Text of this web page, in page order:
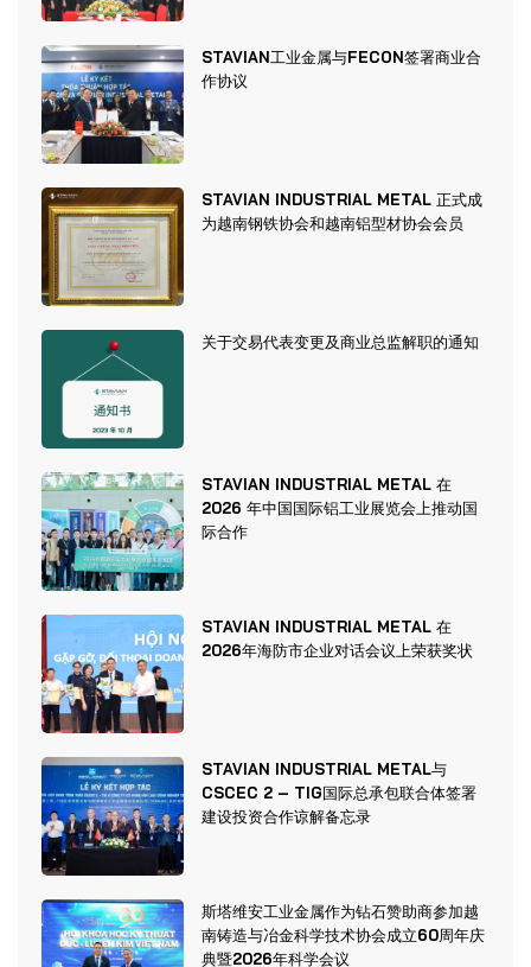
STAVIAN工业金属与FECON签署商业合
作协议
STAVIAN INDUSTRIAL METAL 正式成
为越南钢铁协会和越南铝型材协会会员
关于交易代表变更及商业总监解职的通知
STAVIAN INDUSTRIAL METAL 在
2026 年中国国际铝工业展览会上推动国
际合作
STAVIAN INDUSTRIAL METAL 在
2026年海防市企业对话会议上荣获奖状
STAVIAN INDUSTRIAL METAL与
CSCEC 2 – TIG国际总承包联合体签署
建设投资合作谅解备忘录
斯塔维安工业金属作为钻石赞助商参加越
南铸造与冶金科学技术协会成立60周年庆
典暨2026年科学会议